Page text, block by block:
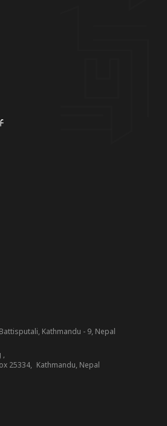
Kathmandu - 9, Nepal
,
25334, Kathmandu, Nepal